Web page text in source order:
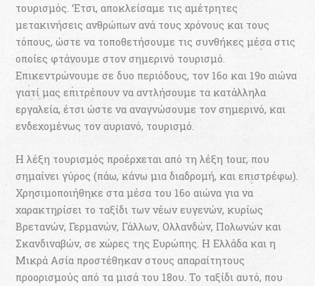
τουρισμός. ‘Ετσι, αποκλείσαμε τις αμέτρητες
μετακινήσεις ανθρώπων ανά τους χρόνους και τους
τόπους, ώστε να τοποθετήσουμε τις συνθήκες μέσα στις
οποίες φτάνουμε στον σημερινό τουρισμό.
Επικεντρώνουμε σε δυο περιόδους, τον 16ο και 19ο αιώνα
γιατί μας επιτρέπουν να αντλήσουμε τα κατάλληλα
εργαλεία, έτσι ώστε να αναγνώσουμε τον σημερινό, και
ενδεχομένως τον αυριανό, τουρισμό.
Η λέξη τουρισμός προέρχεται από τη λέξη tour, που
σημαίνει γύρος (πάω, κάνω μια διαδρομή, και επιστρέφω).
Χρησιμοποιήθηκε στα μέσα του 16ο αιώνα για να
χαρακτηρίσει το ταξίδι των νέων ευγενών, κυρίως
Βρετανών, Γερμανών, Γάλλων, Ολλανδών, Πολωνών και
Σκανδιναβών, σε χώρες της Ευρώπης. Η Ελλάδα και η
Μικρά Ασία προστέθηκαν στους απαραίτητους
προορισμούς από τα μισά του 18ου. Το ταξίδι αυτό, που